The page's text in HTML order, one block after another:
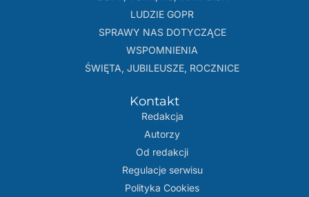
LUDZIE GOPR
SPRAWY NAS DOTYCZĄCE
WSPOMNIENIA
ŚWIĘTA, JUBILEUSZE, ROCZNICE
Kontakt
Redakcja
Autorzy
Od redakcji
Regulacje serwisu
Polityka Cookies